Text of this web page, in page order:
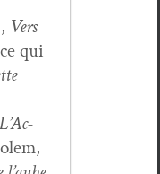
Vers
qui
L’Ac­